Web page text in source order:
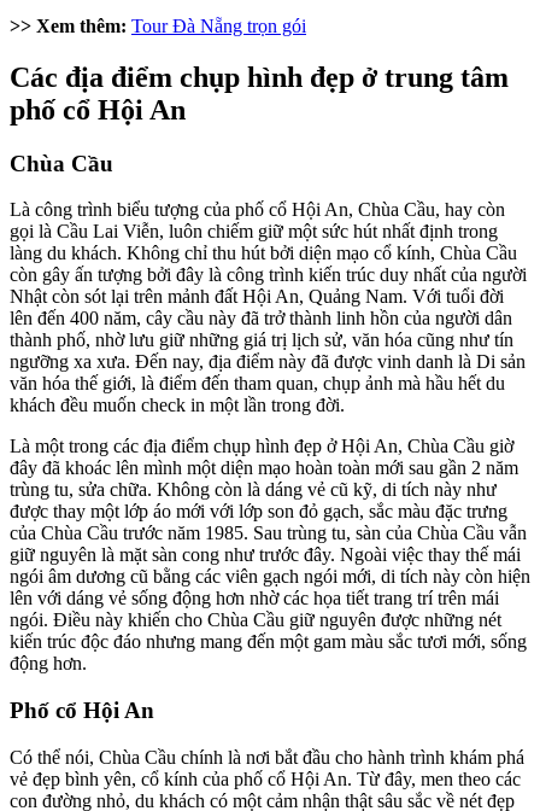
>> Xem thêm: Tour Đà Nẵng trọn gói
Các địa điểm chụp hình đẹp ở trung tâm
phố cổ Hội An
Chùa Cầu
Là công trình biểu tượng của phố cổ Hội An, Chùa Cầu, hay còn
gọi là Cầu Lai Viễn, luôn chiếm giữ một sức hút nhất định trong
làng du khách. Không chỉ thu hút bởi diện mạo cổ kính, Chùa Cầu
còn gây ấn tượng bởi đây là công trình kiến trúc duy nhất của người
Nhật còn sót lại trên mảnh đất Hội An, Quảng Nam. Với tuổi đời
lên đến 400 năm, cây cầu này đã trở thành linh hồn của người dân
thành phố, nhờ lưu giữ những giá trị lịch sử, văn hóa cũng như tín
ngưỡng xa xưa. Đến nay, địa điểm này đã được vinh danh là Di sản
văn hóa thế giới, là điểm đến tham quan, chụp ảnh mà hầu hết du
khách đều muốn check in một lần trong đời.
Là một trong các địa điểm chụp hình đẹp ở Hội An, Chùa Cầu giờ
đây đã khoác lên mình một diện mạo hoàn toàn mới sau gần 2 năm
trùng tu, sửa chữa. Không còn là dáng vẻ cũ kỹ, di tích này như
được thay một lớp áo mới với lớp son đỏ gạch, sắc màu đặc trưng
của Chùa Cầu trước năm 1985. Sau trùng tu, sàn của Chùa Cầu vẫn
giữ nguyên là mặt sàn cong như trước đây. Ngoài việc thay thế mái
ngói âm dương cũ bằng các viên gạch ngói mới, di tích này còn hiện
lên với dáng vẻ sống động hơn nhờ các họa tiết trang trí trên mái
ngói. Điều này khiến cho Chùa Cầu giữ nguyên được những nét
kiến trúc độc đáo nhưng mang đến một gam màu sắc tươi mới, sống
động hơn.
Phố cổ Hội An
Có thể nói, Chùa Cầu chính là nơi bắt đầu cho hành trình khám phá
vẻ đẹp bình yên, cổ kính của phố cổ Hội An. Từ đây, men theo các
con đường nhỏ, du khách có một cảm nhận thật sâu sắc về nét đẹp